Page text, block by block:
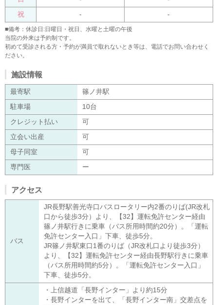
祝 - -
■備考：休診日:日曜日・祝日、水曜と土曜の午後
当院の外来は予約制です。
初めて受診される方・予約が満員で取れないとき等は、電話でお問い合わせく
ださい。
施設情報
最寄駅 篠ノ井駅
駐車場 10台
クレジット払い 可
立会い出産 可
母子同室 可
専門医 ー
アクセス
バス
JR長野駅善光寺口バスロータリー内2番のりば(JR改札
口から徒歩3分）より、【32】運転免許センター経由
篠ノ井駅行きに乗車（バス所用時間約20分）。「運転
免許センター入口」下車、徒歩5分。
JR篠ノ井駅東口1番のりば（JR改札口より徒歩3分）
より、【32】運転免許センター経由長野駅行きに乗車
（バス所用時間約5分）。「運転免許センター入口」
下車、徒歩5分。
・上信越道「長野インター」より約15分
・長野インターを出て、「長野インター南」交差点を